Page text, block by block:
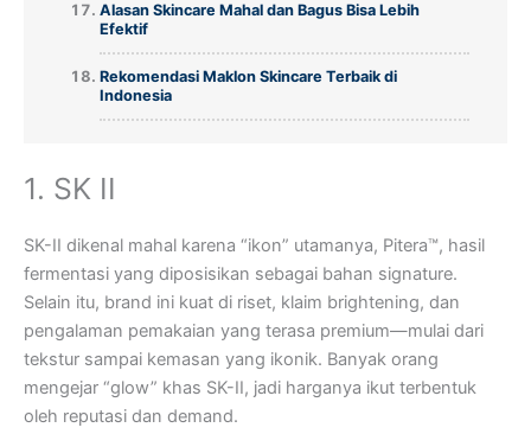
Alasan Skincare Mahal dan Bagus Bisa Lebih
Efektif
Rekomendasi Maklon Skincare Terbaik di
Indonesia
1. SK II
SK-II dikenal mahal karena “ikon” utamanya, Pitera™, hasil
fermentasi yang diposisikan sebagai bahan signature.
Selain itu, brand ini kuat di riset, klaim brightening, dan
pengalaman pemakaian yang terasa premium—mulai dari
tekstur sampai kemasan yang ikonik. Banyak orang
mengejar “glow” khas SK-II, jadi harganya ikut terbentuk
oleh reputasi dan demand.